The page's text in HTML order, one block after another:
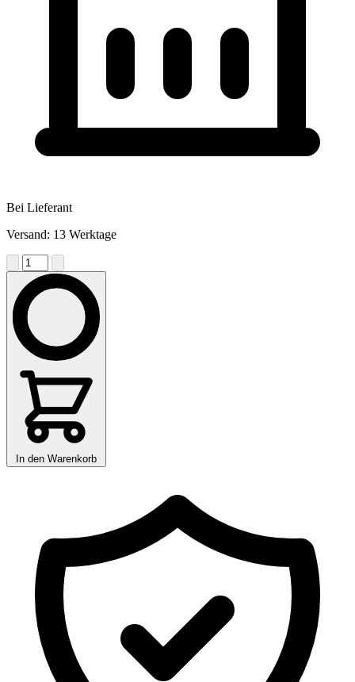
Bei Lieferant
Versand: 13 Werktage
In den Warenkorb